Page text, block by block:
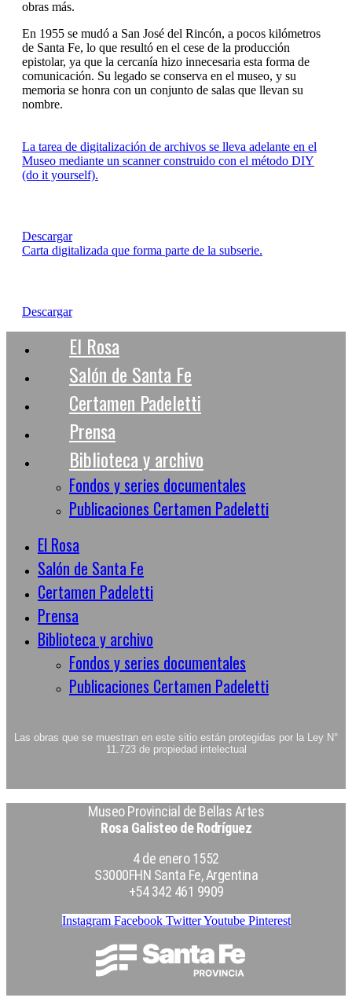
obras más.
En 1955 se mudó a San José del Rincón, a pocos kilómetros
de Santa Fe, lo que resultó en el cese de la producción
epistolar, ya que la cercanía hizo innecesaria esta forma de
comunicación. Su legado se conserva en el museo, y su
memoria se honra con un conjunto de salas que llevan su
nombre.
La tarea de digitalización de archivos se lleva adelante en el
Museo mediante un scanner construido con el método DIY
(do it yourself).
Descargar
Carta digitalizada que forma parte de la subserie.
Descargar
El Rosa
Salón de Santa Fe
Certamen Padeletti
Prensa
Biblioteca y archivo
Fondos y series documentales
Publicaciones Certamen Padeletti
El Rosa
Salón de Santa Fe
Certamen Padeletti
Prensa
Biblioteca y archivo
Fondos y series documentales
Publicaciones Certamen Padeletti
Las obras que se muestran en este sitio están protegidas por la Ley N°
11.723 de propiedad intelectual
Museo Provincial de Bellas Artes
Rosa Galisteo de Rodríguez
4 de enero 1552
S3000FHN Santa Fe, Argentina
+54 342 461 9909
Instagram Facebook Twitter Youtube Pinterest